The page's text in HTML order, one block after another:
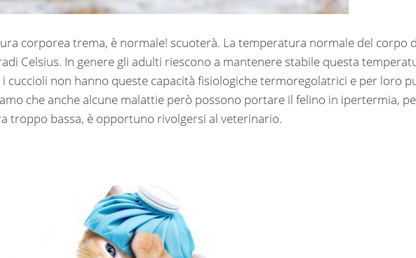
corporea trema, è normale! scuoterà. La temperatura normale del corpo
Celsius. In genere gli adulti riescono a mantenere stabile questa
cuccioli non hanno queste capacità fisiologiche termoregolatrici e per loro
che anche alcune malattie però possono portare il felino in ipertermia,
troppo bassa, è opportuno rivolgersi al veterinario.